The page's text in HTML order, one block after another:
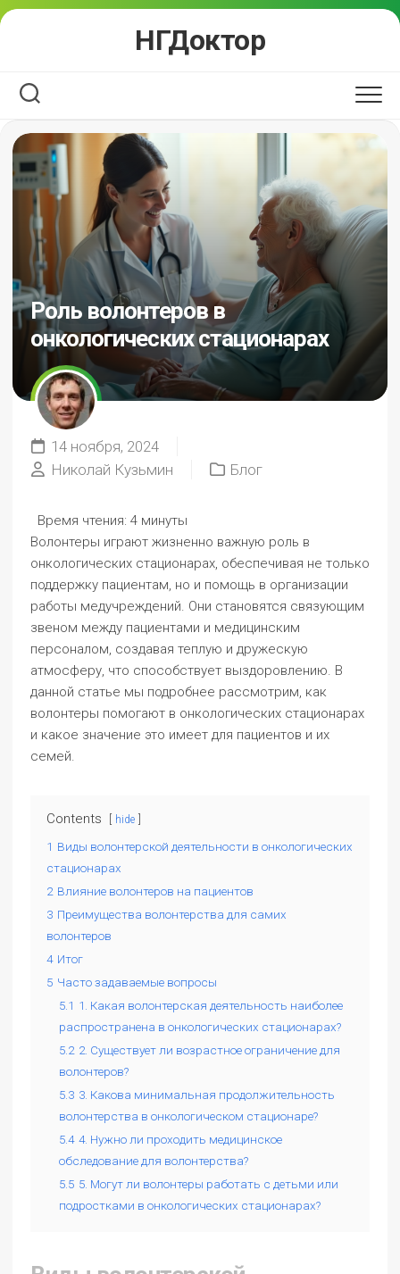
Перейти
НГДоктор
Роль волонтеров в
онкологических стационарах
14 ноября, 2024
Николай Кузьмин
Блог
Время чтения: 4 минуты
Волонтеры играют жизненно важную роль в
онкологических стационарах, обеспечивая не только
поддержку пациентам, но и помощь в организации
работы медучреждений. Они становятся связующим
звеном между пациентами и медицинским
персоналом, создавая теплую и дружескую
атмосферу, что способствует выздоровлению. В
данной статье мы подробнее рассмотрим, как
волонтеры помогают в онкологических стационарах
и какое значение это имеет для пациентов и их
семей.
Contents hide
1 Виды волонтерской деятельности в онкологических
стационарах
2 Влияние волонтеров на пациентов
3 Преимущества волонтерства для самих
волонтеров
4 Итог
5 Часто задаваемые вопросы
5.1 1. Какая волонтерская деятельность наиболее
распространена в онкологических стационарах?
5.2 2. Существует ли возрастное ограничение для
волонтеров?
5.3 3. Какова минимальная продолжительность
волонтерства в онкологическом стационаре?
5.4 4. Нужно ли проходить медицинское
обследование для волонтерства?
5.5 5. Могут ли волонтеры работать с детьми или
подростками в онкологических стационарах?